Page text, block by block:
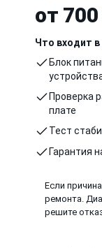
от
Что входит в
Блок
Проверка
плате
Тест
Гарантия
Если
ремонта.
решите